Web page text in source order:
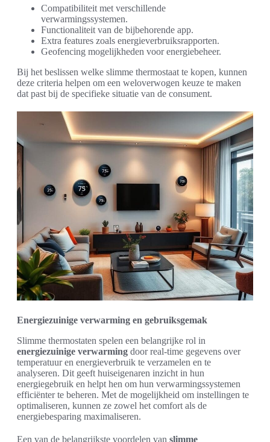
Compatibiliteit met verschillende
verwarmingssystemen.
Functionaliteit van de bijbehorende app.
Extra features zoals energieverbruiksrapporten.
Geofencing mogelijkheden voor energiebeheer.
Bij het beslissen welke slimme thermostaat te kopen, kunnen
deze criteria helpen om een weloverwogen keuze te maken
dat past bij de specifieke situatie van de consument.
Energiezuinige verwarming en gebruiksgemak
Slimme thermostaten spelen een belangrijke rol in
energiezuinige verwarming door real-time gegevens over
temperatuur en energieverbruik te verzamelen en te
analyseren. Dit geeft huiseigenaren inzicht in hun
energiegebruik en helpt hen om hun verwarmingssystemen
efficiënter te beheren. Met de mogelijkheid om instellingen te
optimaliseren, kunnen ze zowel het comfort als de
energiebesparing maximaliseren.
Een van de belangrijkste voordelen van slimme